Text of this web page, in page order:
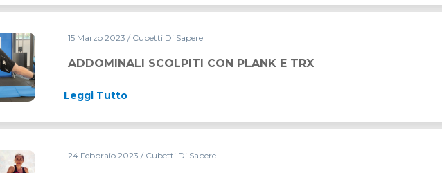
SCOLPITI CON PLANK E TRX
15 Marzo 2023 / Cubetti Di Sapere
ADDOMINALI SCOLPITI CON PLANK E TRX
Leggi Tutto
TRA ALLENAMENTO E VALUTAZIONI PER LA CORSA DI LUNGA DISTANZA
24 Febbraio 2023 / Cubetti Di Sapere